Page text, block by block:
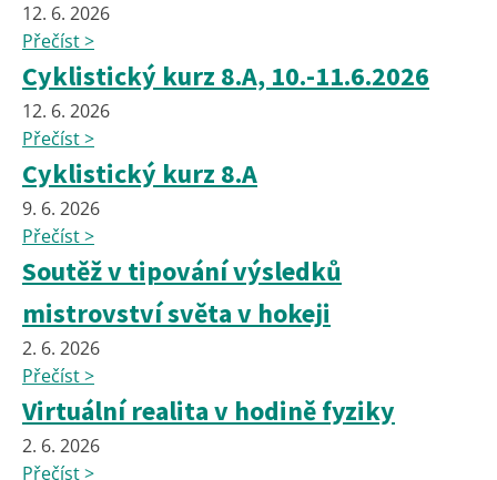
12. 6. 2026
Přečíst >
Cyklistický kurz 8.A, 10.-11.6.2026
12. 6. 2026
Přečíst >
Cyklistický kurz 8.A
9. 6. 2026
Přečíst >
Soutěž v tipování výsledků
mistrovství světa v hokeji
2. 6. 2026
Přečíst >
Virtuální realita v hodině fyziky
2. 6. 2026
Přečíst >